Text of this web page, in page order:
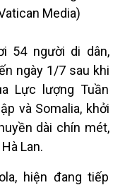
Media)
54 người di dân,
ngày 1/7 sau khi
Lực lượng Tuần
và Somalia, khởi
dài chín mét,
Lan.
hiện đang tiếp